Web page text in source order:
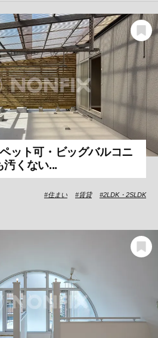
ット可・ビッグバルコニ
汚くない...
住まい 賃貸 2LDK・2SLDK